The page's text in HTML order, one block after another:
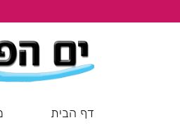
דף הבית